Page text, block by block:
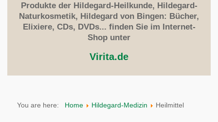
Produkte der Hildegard-Heilkunde, Hildegard-
Naturkosmetik, Hildegard von Bingen: Bücher,
Elixiere, CDs, DVDs... finden Sie im Internet-
Shop unter
Virita.de
You are here: Home Hildegard-Medizin Heilmittel